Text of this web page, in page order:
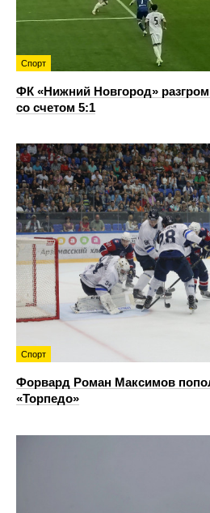
Спорт
ФК «Нижний Новгород»
со счетом 5:1
Спорт
Форвард Роман Максимов
«Торпедо»